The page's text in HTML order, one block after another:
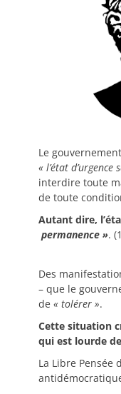
Le
« l’état d’urgence
interdire toute
de toute
Autant dire,
permanence ».
Des
– que le
de « tolérer ».
Cette situation
qui est lourde
La Libre Pensée